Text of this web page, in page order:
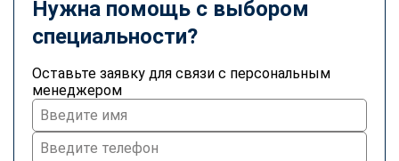
Нужна помощь с выбором
специальности?
Оставьте заявку для связи с персональным
менеджером